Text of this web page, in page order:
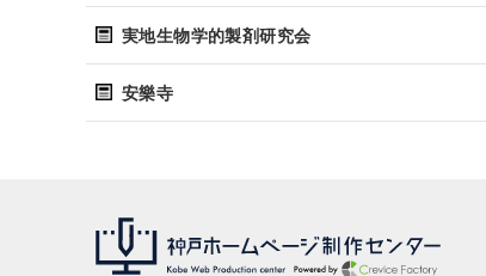
実地生物学的製剤研究会
安樂寺